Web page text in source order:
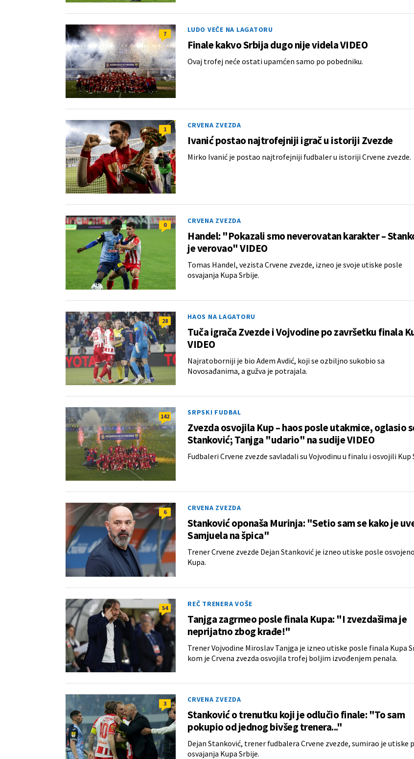
7 LUDO VEČE NA LAGATORU
Finale kakvo Srbija dugo nije videla VIDEO
Ovaj trofej neće ostati upamćen samo po pobedniku.
1 CRVENA ZVEZDA
Ivanić postao najtrofejniji igrač u istoriji Zvezde
Mirko Ivanić je postao najtrofejniji fudbaler u istoriji Crvene zvezde.
0 CRVENA ZVEZDA
Handel: "Pokazali smo neverovatan karakter –
je verovao" VIDEO
Tomas Handel, vezista Crvene zvezde, izneo je svoje utiske posle
osvajanja Kupa Srbije.
28 HAOS NA LAGATORU
Tuča igrača Zvezde i Vojvodine po završetku finala
VIDEO
Najratoborniji je bio Adem Avdić, koji se ozbiljno sukobio sa
Novosađanima, a gužva je potrajala.
142 SRPSKI FUDBAL
Zvezda osvojila Kup – haos posle utakmice, oglasio
Stanković; Tanjga "udario" na sudije VIDEO
Fudbaleri Crvene zvezde savladali su Vojvodinu u finalu i osvojili Kup
6 CRVENA ZVEZDA
Stanković oponaša Murinja: "Setio sam se kako je
Samjuela na špica"
Trener Crvene zvezde Dejan Stanković je izneo utiske posle
Kupa.
54 REČ TRENERA VOŠE
Tanjga zagrmeo posle finala Kupa: "I zvezdašima je
neprijatno zbog krađe!"
Trener Vojvodine Miroslav Tanjga je izneo utiske posle finala Kupa
kom je Crvena zvezda osvojila trofej boljim izvođenjem penala.
3 CRVENA ZVEZDA
Stanković o trenutku koji je odlučio finale: "To sam
pokupio od jednog bivšeg trenera..."
Dejan Stanković, trener fudbalera Crvene zvezde, sumirao je utiske
osvajanja Kupa Srbije.